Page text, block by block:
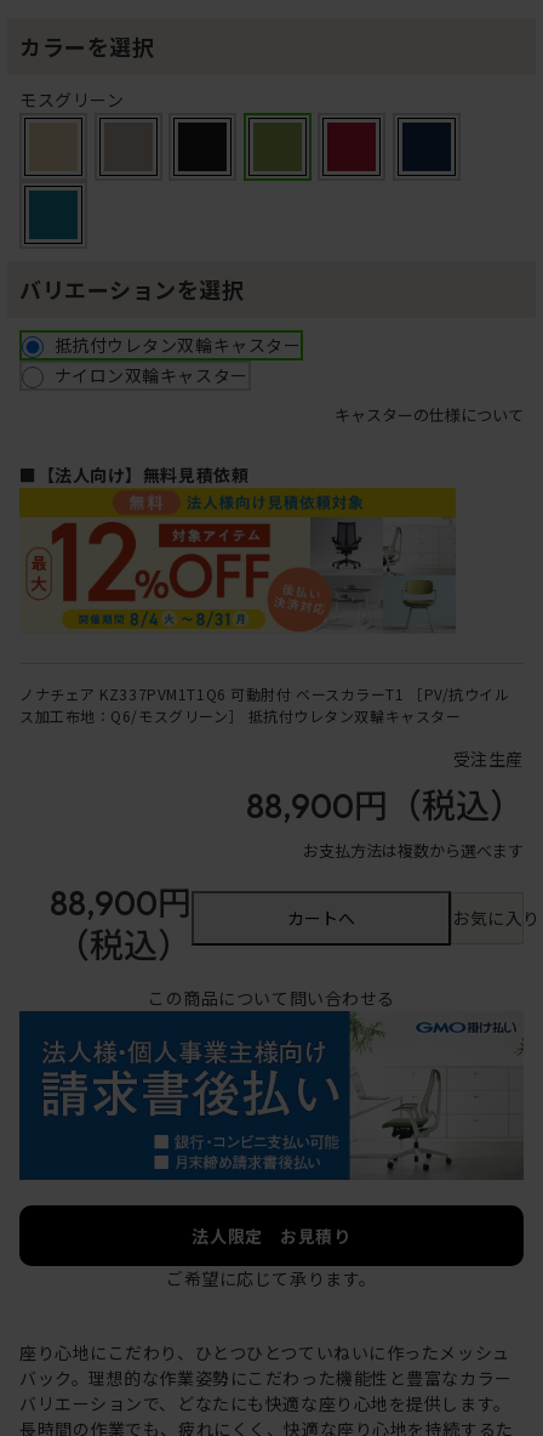
カラーを選択
モスグリーン
バリエーションを選択
抵抗付ウレタン双輪キャスター
ナイロン双輪キャスター
キャスターの仕様について
■【法人向け】無料見積依頼
ノナチェア KZ337PVM1T1Q6 可動肘付 ベースカラーT1 ［PV/抗ウイル
ス加工布地：Q6/モスグリーン］ 抵抗付ウレタン双輪キャスター
受注生産
88,900円 （税込）
お支払方法は複数から選べます
88,900円
（税込）
カートへ お気に入
この商品について問い合わせる
法人限定 お見積り
ご希望に応じて承ります。
座り心地にこだわり、ひとつひとつていねいに作ったメッシュ
バック。理想的な作業姿勢にこだわった機能性と豊富なカラー
バリエーションで、どなたにも快適な座り心地を提供します。
長時間の作業でも、疲れにくく、快適な座り心地を持続するた